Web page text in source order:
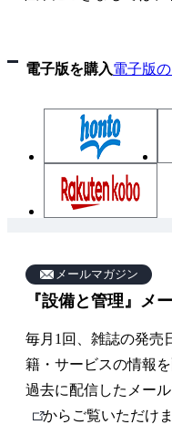
電子版を購入電子版
誌
連
ペ
ー
メールマガジン
『設備と管理』メ
毎月1回、雑誌の発売
籍・サービスの情報を
過去に配信したメー
外
からご覧いただけま